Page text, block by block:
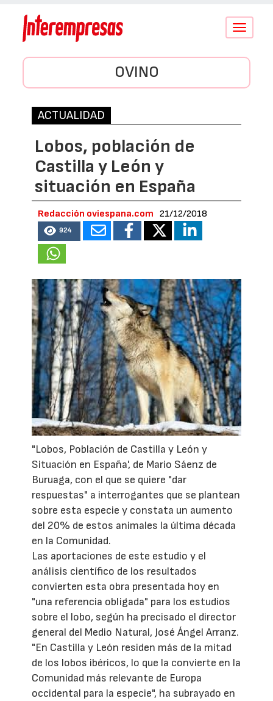
Conmutar
OVINO
ACTUALIDAD
Lobos, población de
Castilla y León y
situación en España
Redacción oviespana.com 21/12/2018
924
"Lobos, Población de Castilla y León y
Situación en España', de Mario Sáenz de
Buruaga, con el que se quiere "dar
respuestas" a interrogantes que se plantean
sobre esta especie y constata un aumento
del 20% de estos animales la última década
en la Comunidad.
Las aportaciones de este estudio y el
análisis científico de los resultados
convierten esta obra presentada hoy en
"una referencia obligada" para los estudios
sobre el lobo, según ha precisado el director
general del Medio Natural, José Ángel Arranz.
"En Castilla y León residen más de la mitad
de los lobos ibéricos, lo que la convierte en la
Comunidad más relevante de Europa
occidental para la especie", ha subrayado en